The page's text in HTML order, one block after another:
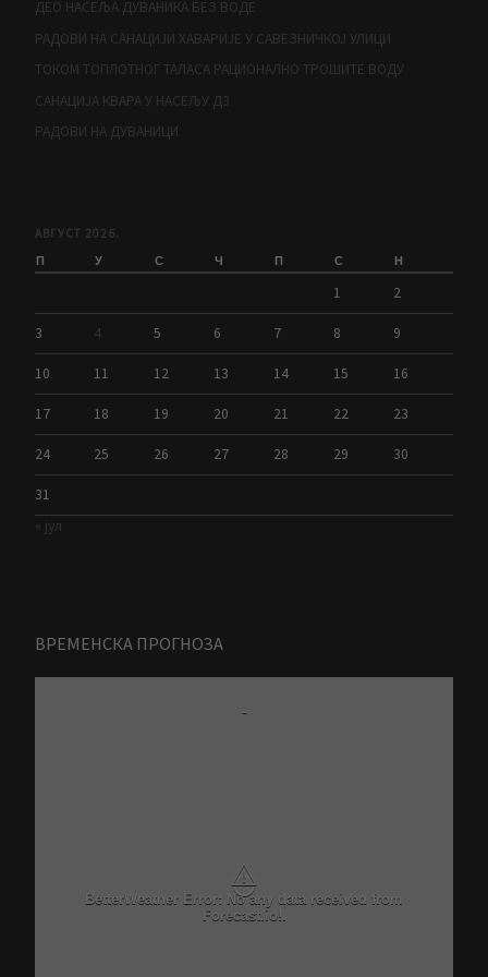
ДЕО НАСЕЉА ДУВАНИКА БЕЗ ВОДЕ
РАДОВИ НА САНАЦИЈИ ХАВАРИЈЕ У САВЕЗНИЧКОЈ УЛИЦИ
ТОКОМ ТОПЛОТНОГ ТАЛАСА РАЦИОНАЛНО ТРОШИТЕ ВОДУ
САНАЦИЈА КВАРА У НАСЕЉУ Д3
РАДОВИ НА ДУВАНИЦИ
АВГУСТ 2026.
П У С Ч П С Н
1 2
3 4 5 6 7 8 9
10 11 12 13 14 15 16
17 18 19 20 21 22 23
24 25 26 27 28 29 30
31
« јул
ВРЕМЕНСКА ПРОГНОЗА
-
⚠
BetterWeather Error: No any data received from
Forecast.io!.